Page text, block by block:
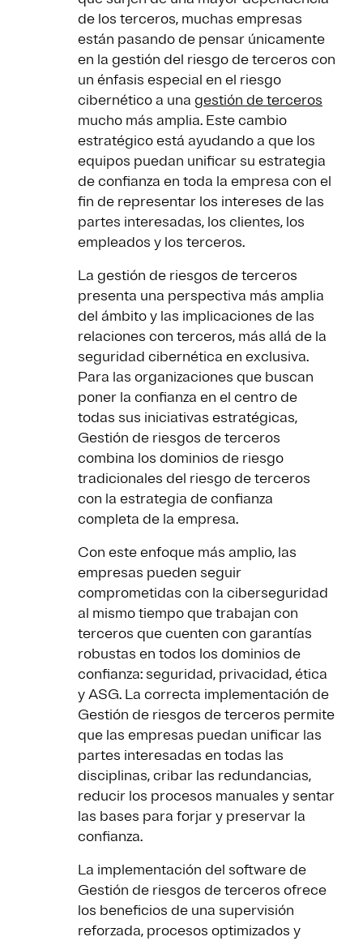
de los terceros, muchas empresas
están pasando de pensar únicamente
en la gestión del riesgo de terceros con
un énfasis especial en el riesgo
cibernético a una gestión de terceros
mucho más amplia. Este cambio
estratégico está ayudando a que los
equipos puedan unificar su estrategia
de confianza en toda la empresa con el
fin de representar los intereses de las
partes interesadas, los clientes, los
empleados y los terceros.
La gestión de riesgos de terceros
presenta una perspectiva más amplia
del ámbito y las implicaciones de las
relaciones con terceros, más allá de la
seguridad cibernética en exclusiva.
Para las organizaciones que buscan
poner la confianza en el centro de
todas sus iniciativas estratégicas,
Gestión de riesgos de terceros
combina los dominios de riesgo
tradicionales del riesgo de terceros
con la estrategia de confianza
completa de la empresa.
Con este enfoque más amplio, las
empresas pueden seguir
comprometidas con la ciberseguridad
al mismo tiempo que trabajan con
terceros que cuenten con garantías
robustas en todos los dominios de
confianza: seguridad, privacidad, ética
y ASG. La correcta implementación de
Gestión de riesgos de terceros permite
que las empresas puedan unificar las
partes interesadas en todas las
disciplinas, cribar las redundancias,
reducir los procesos manuales y sentar
las bases para forjar y preservar la
confianza.
La implementación del software de
Gestión de riesgos de terceros ofrece
los beneficios de una supervisión
reforzada, procesos optimizados y